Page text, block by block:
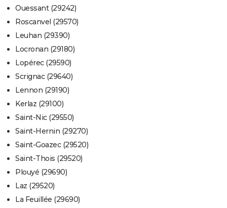
Ouessant (29242)
Roscanvel (29570)
Leuhan (29390)
Locronan (29180)
Lopérec (29590)
Scrignac (29640)
Lennon (29190)
Kerlaz (29100)
Saint-Nic (29550)
Saint-Hernin (29270)
Saint-Goazec (29520)
Saint-Thois (29520)
Plouyé (29690)
Laz (29520)
La Feuillée (29690)